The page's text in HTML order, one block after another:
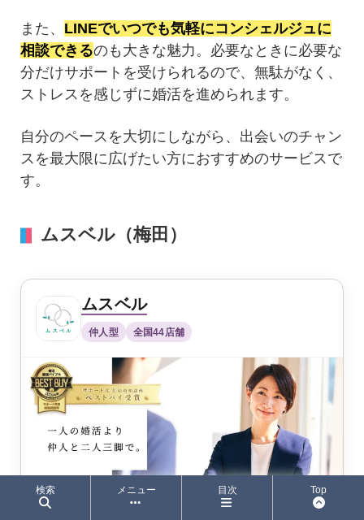
また、 LINEでいつでも気軽にコンシェルジュに
相談できるのも大きな魅力。必要なときに必要な
分だけサポートを受けられるので、無駄がなく、
ストレスを感じずに婚活を進められます。
自分のペースを大切にしながら、出会いのチャン
スを最大限に広げたい方におすすめのサービスで
す。
ムスベル（梅田）
ムスベル
仲人型 全国44店舗
検索 メニュー 目次 Top